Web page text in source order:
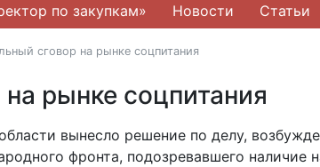
по закупкам» Новости Статьи
сговор на рынке соцпитания
рынке соцпитания
вынесло решение по делу,
фронта, подозревавшего наличие